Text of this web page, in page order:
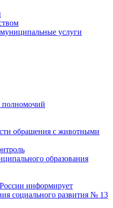
услуги
полномочий
обращения с животными
образования
информирует
социального развития № 13